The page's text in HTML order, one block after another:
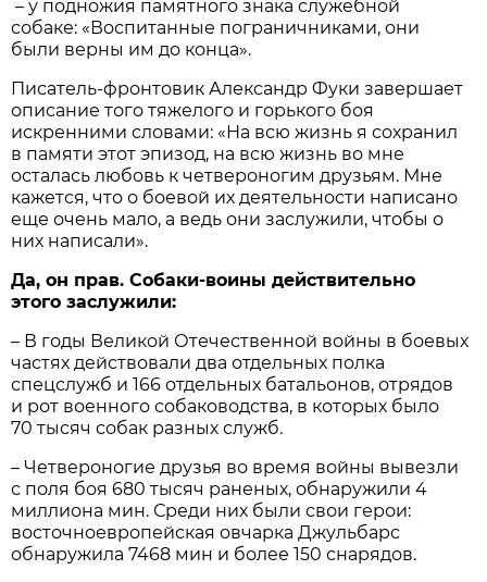
– у подножия памятного знака служебной
собаке: «Воспитанные пограничниками, они
были верны им до конца».
Писатель-фронтовик Александр Фуки завершает
описание того тяжелого и горького боя
искренними словами: «На всю жизнь я сохранил
в памяти этот эпизод, на всю жизнь во мне
осталась любовь к четвероногим друзьям. Мне
кажется, что о боевой их деятельности написано
еще очень мало, а ведь они заслужили, чтобы о
них написали».
Да, он прав. Собаки-воины действительно
этого заслужили:
– В годы Великой Отечественной войны в боевых
частях действовали два отдельных полка
спецслужб и 166 отдельных батальонов, отрядов
и рот военного собаководства, в которых было
70 тысяч собак разных служб.
– Четвероногие друзья во время войны вывезли
с поля боя 680 тысяч раненых, обнаружили 4
миллиона мин. Среди них были свои герои:
восточноевропейская овчарка Джульбарс
обнаружила 7468 мин и более 150 снарядов.